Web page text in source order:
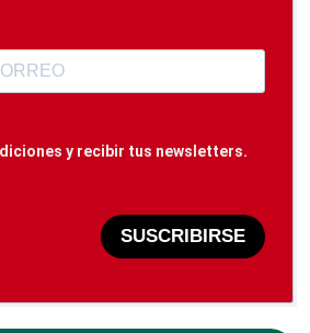
y recibir tus newsletters.
SUSCRIBIRSE